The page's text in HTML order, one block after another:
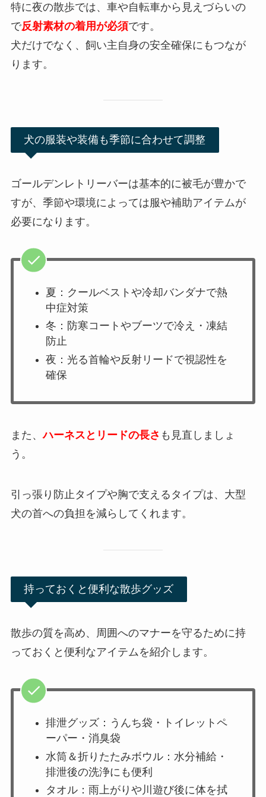
特に夜の散歩では、車や自転車から見えづらいの
で反射素材の着用が必須です。
犬だけでなく、飼い主自身の安全確保にもつなが
ります。
犬の服装や装備も季節に合わせて調整
ゴールデンレトリーバーは基本的に被毛が豊かで
すが、季節や環境によっては服や補助アイテムが
必要になります。
夏：クールベストや冷却バンダナで熱
中症対策
冬：防寒コートやブーツで冷え・凍結
防止
夜：光る首輪や反射リードで視認性を
確保
また、ハーネスとリードの長さ も見直しましょ
う。
引っ張り防止タイプや胸で支えるタイプは、大型
犬の首への負担を減らしてくれます。
持っておくと便利な散歩グッズ
散歩の質を高め、周囲へのマナーを守るために持
っておくと便利なアイテムを紹介します。
排泄グッズ：うんち袋・トイレットペ
ーパー・消臭袋
水筒＆折りたたみボウル：水分補給・
排泄後の洗浄にも便利
タオル：雨上がりや川遊び後に体を拭